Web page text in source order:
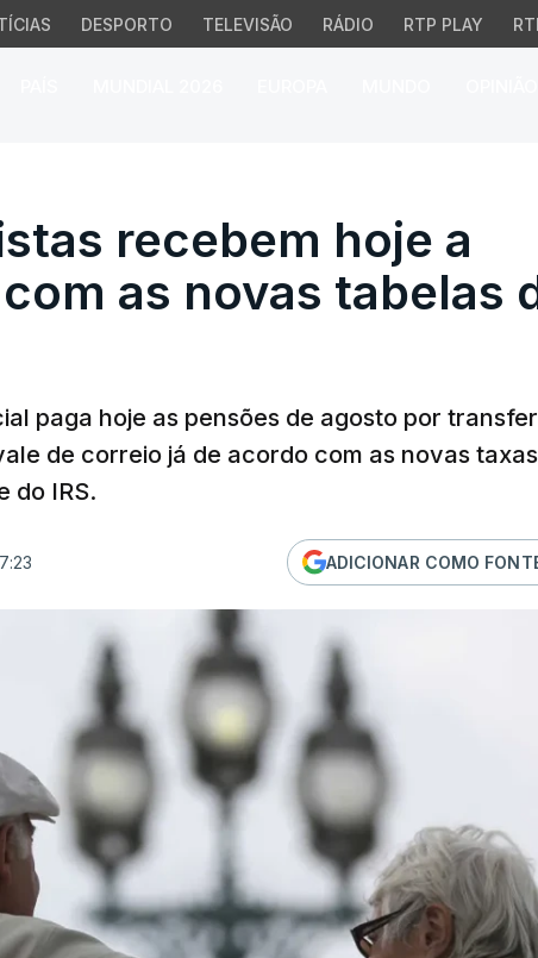
DESPORTO TELEVISÃO RÁDIO RTP PLAY
recebem hoje a
recebem hoje a
as novas tabelas
paga hoje as pensões de agosto por
de correio já de acordo com as novas
do IRS.
ADICIONAR COMO